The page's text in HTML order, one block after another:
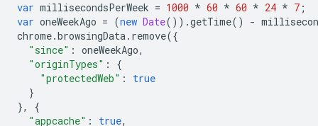
var millisecondsPerWeek = 1000 * 60 * 60 * 24 * 7 ;
var oneWeekAgo = (new Date()).getTime() -
chrome.browsingData. remove({
"since" : oneWeekAgo,
"originTypes" :
{
"protectedWeb" :
true
}
},
{
"appcache" : true,